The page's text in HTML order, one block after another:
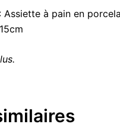
: Assiette à pain en